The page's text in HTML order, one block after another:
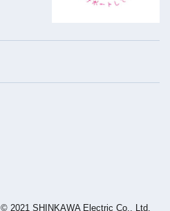
© 2021 SHINKAWA Electric Co., Ltd.